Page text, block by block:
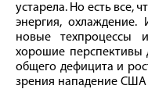
устарела. Но есть все,
энергия,
новые техпроцессы
хорошие перспективы
общего дефицита и
зрения нападение